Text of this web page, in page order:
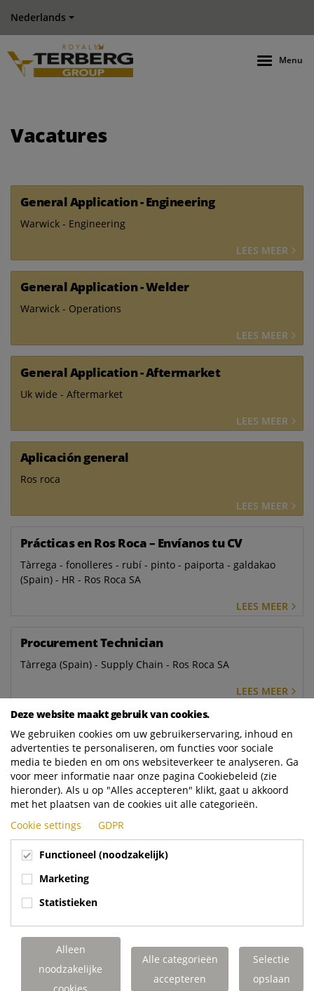
Nederlands
Menu
Vacatures
General Application - Engineering
Warwick - Engineering
LEES MEER
General Application - Welder
Warwick - Operations
LEES MEER
General Application - Aftermarket
Uk wide - Aftermarket
LEES MEER
Aplicación general
Ros roca
LEES MEER
Prácticas en Ros Roca – Envíanos tu CV
Tàrrega - fonolleres - rubí - pinto - paiporta - galdakao
(Spain) - HR - Ros Roca SA
LEES MEER
Procurement Technician
Tàrrega (Spain) - Supply Chain - Ros Roca SA
LEES MEER
Responsable de taller (Rubí)
Rubí (Spain) - Aftermarket - Ros Roca SA
LEES MEER
Técnico Electrohidráulico (Galdakao)
Galdakao (Spain) - Aftermarket - Ros Roca SA
Spontane sollicitatie
Belgium
LEES MEER
Deze website maakt gebruik van cookies.
We gebruiken cookies om uw gebruikerservaring, inhoud en
advertenties te personaliseren, om functies voor sociale
media te bieden en om ons websiteverkeer te analyseren. Ga
voor meer informatie naar onze pagina Cookiebeleid (zie
hieronder). Als u op "Alles accepteren" klikt, gaat u akkoord
met het plaatsen van de cookies uit alle categorieën.
Cookie settings
GDPR
Functioneel (noodzakelijk)
Marketing
Statistieken
Alleen
noodzakelijke
cookies
Alle categorieën
accepteren
Selectie
opslaan